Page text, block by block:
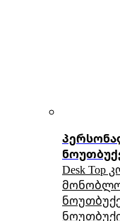
Desk Top